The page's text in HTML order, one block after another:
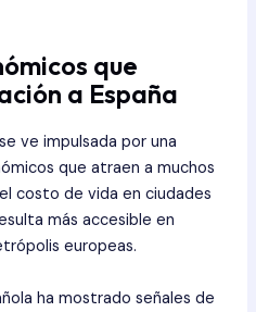
que
a España
ve impulsada por una
que atraen a muchos
costo de vida en ciudades
más accesible en
europeas.
ha mostrado señales de